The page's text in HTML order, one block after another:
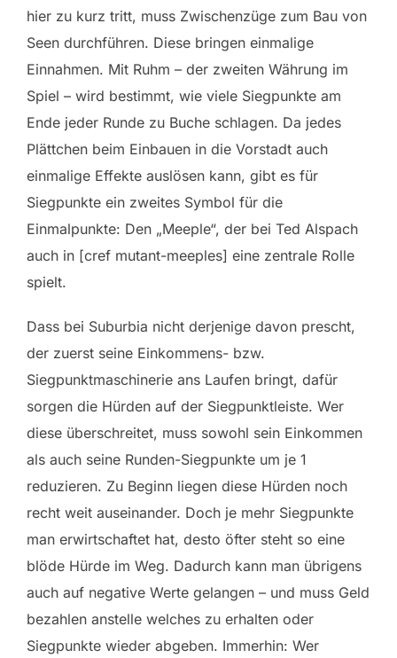
hier zu kurz tritt, muss Zwischenzüge zum Bau von
Seen durchführen. Diese bringen einmalige
Einnahmen. Mit Ruhm – der zweiten Währung im
Spiel – wird bestimmt, wie viele Siegpunkte am
Ende jeder Runde zu Buche schlagen. Da jedes
Plättchen beim Einbauen in die Vorstadt auch
einmalige Effekte auslösen kann, gibt es für
Siegpunkte ein zweites Symbol für die
Einmalpunkte: Den „Meeple“, der bei Ted Alspach
auch in [cref mutant-meeples] eine zentrale Rolle
spielt.
Dass bei Suburbia nicht derjenige davon prescht,
der zuerst seine Einkommens- bzw.
Siegpunktmaschinerie ans Laufen bringt, dafür
sorgen die Hürden auf der Siegpunktleiste. Wer
diese überschreitet, muss sowohl sein Einkommen
als auch seine Runden-Siegpunkte um je 1
reduzieren. Zu Beginn liegen diese Hürden noch
recht weit auseinander. Doch je mehr Siegpunkte
man erwirtschaftet hat, desto öfter steht so eine
blöde Hürde im Weg. Dadurch kann man übrigens
auch auf negative Werte gelangen – und muss Geld
bezahlen anstelle welches zu erhalten oder
Siegpunkte wieder abgeben. Immerhin: Wer